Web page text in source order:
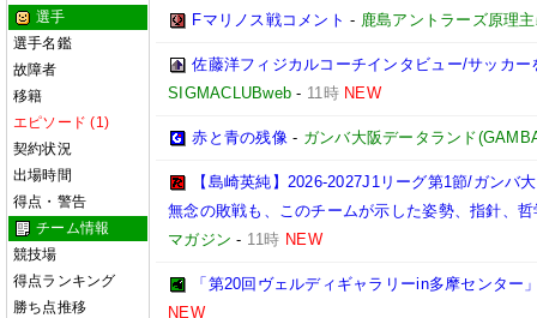
選手
選手名鑑
故障者
移籍
エピソード (1)
契約状況
出場時間
得点・警告
チーム情報
競技場
得点ランキング
勝ち点推移
Fマリノス戦コメント - 鹿島アントラーズ原理
佐藤洋フィジカルコーチインタビュー/サッカ
SIGMACLUBweb - 11時 NEW
赤と青の残像- ガンバ大阪データランド
【島崎英純】2026-2027J1リーグ第1節/ガンバ
無念の敗戦も、このチームが示した姿勢、指針、哲
マガジン - 11時 NEW
「第20回ヴェルディギャラリーin多摩センター
NEW